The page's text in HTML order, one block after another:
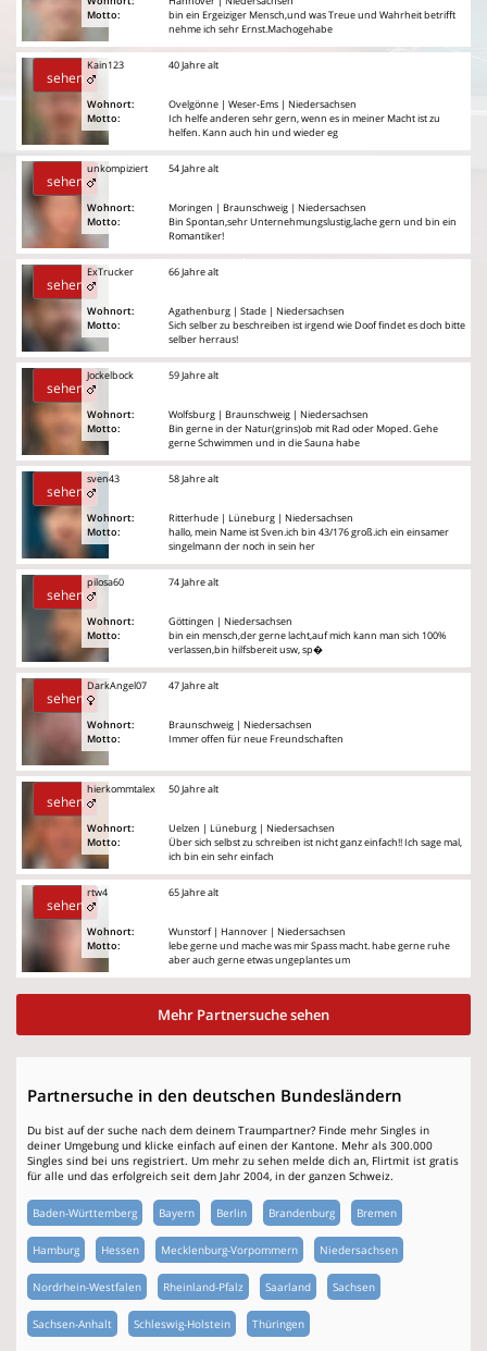
Motto:
bin ein Ergeiziger Mensch,und was Treue und Wahrheit betrifft
nehme ich sehr Ernst.Machogehabe
sehen
Kain123
Wohnort:
Motto:
40 Jahre alt
Ovelgönne | Weser-Ems | Niedersachsen
Ich helfe anderen sehr gern, wenn es in meiner Macht ist zu
helfen. Kann auch hin und wieder eg
sehen
unkompiziert
Wohnort:
Motto:
54 Jahre alt
Moringen | Braunschweig | Niedersachsen
Bin Spontan,sehr Unternehmungslustig,lache gern und bin ein
Romantiker!
sehen
ExTrucker
Wohnort:
Motto:
66 Jahre alt
Agathenburg | Stade | Niedersachsen
Sich selber zu beschreiben ist irgend wie Doof findet es doch bitte
selber herraus!
sehen
Jockelbock
Wohnort:
Motto:
59 Jahre alt
Wolfsburg | Braunschweig | Niedersachsen
Bin gerne in der Natur(grins)ob mit Rad oder Moped. Gehe
gerne Schwimmen und in die Sauna habe
sehen
sven43
Wohnort:
Motto:
58 Jahre alt
Ritterhude | Lüneburg | Niedersachsen
hallo, mein Name ist Sven.ich bin 43/176 groß.ich ein einsamer
singelmann der noch in sein her
sehen
pilosa60
Wohnort:
Motto:
74 Jahre alt
Göttingen | Niedersachsen
bin ein mensch,der gerne lacht,auf mich kann man sich 100%
verlassen,bin hilfsbereit usw, sp�
sehen
DarkAngel07
Wohnort:
Motto:
47 Jahre alt
Braunschweig | Niedersachsen
Immer offen für neue Freundschaften
sehen
hierkommtalex
Wohnort:
Motto:
50 Jahre alt
Uelzen | Lüneburg | Niedersachsen
Über sich selbst zu schreiben ist nicht ganz einfach!! Ich sage mal,
ich bin ein sehr einfach
sehen
rtw4
Wohnort:
Motto:
65 Jahre alt
Wunstorf | Hannover | Niedersachsen
lebe gerne und mache was mir Spass macht. habe gerne ruhe
aber auch gerne etwas ungeplantes um
Mehr Partnersuche sehen
Partnersuche in den deutschen Bundesländern
Du bist auf der suche nach dem deinem Traumpartner? Finde mehr Singles in
deiner Umgebung und klicke einfach auf einen der Kantone. Mehr als 300.000
Singles sind bei uns registriert. Um mehr zu sehen melde dich an, Flirtmit ist gratis
für alle und das erfolgreich seit dem Jahr 2004, in der ganzen Schweiz.
Baden-Württemberg Bayern Berlin Brandenburg Bremen
Hamburg Hessen Mecklenburg-Vorpommern Niedersachsen
Nordrhein-Westfalen Rheinland-Pfalz Saarland Sachsen
Sachsen-Anhalt Schleswig-Holstein Thüringen